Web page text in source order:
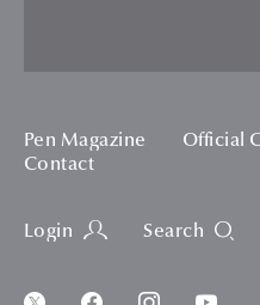
Pen Magazine Official
Contact
Login Search